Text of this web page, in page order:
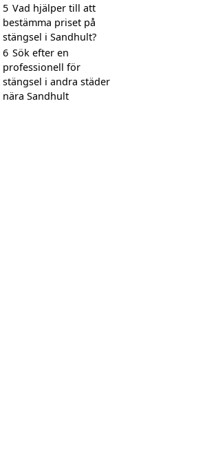
5 Vad hjälper till att
bestämma priset på
stängsel i Sandhult?
6 Sök efter en
professionell för
stängsel i andra städer
nära Sandhult